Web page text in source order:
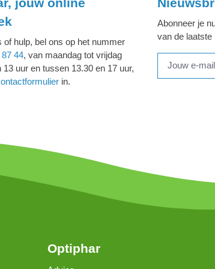
of hulp, bel ons op het nummer
44, van maandag tot vrijdag
13 uur en tussen 13.30 en 17 uur,
in.
Abonneer je
van de laatste
Optiphar